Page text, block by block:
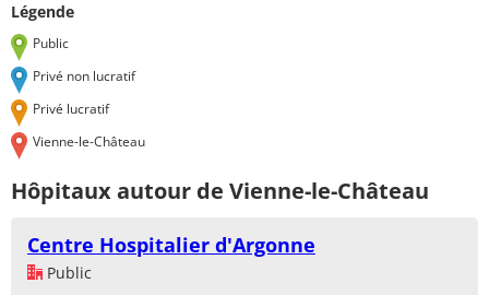
Légende
Public
Privé non lucratif
Privé lucratif
Vienne-le-Château
Hôpitaux autour de Vienne-le-Château
Centre Hospitalier d'Argonne
Public